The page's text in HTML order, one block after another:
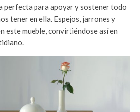
perfecta para apoyar y sostener todo
tener en ella. Espejos, jarrones y
este mueble, convirtiéndose así en